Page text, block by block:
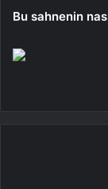
Bu sahnenin